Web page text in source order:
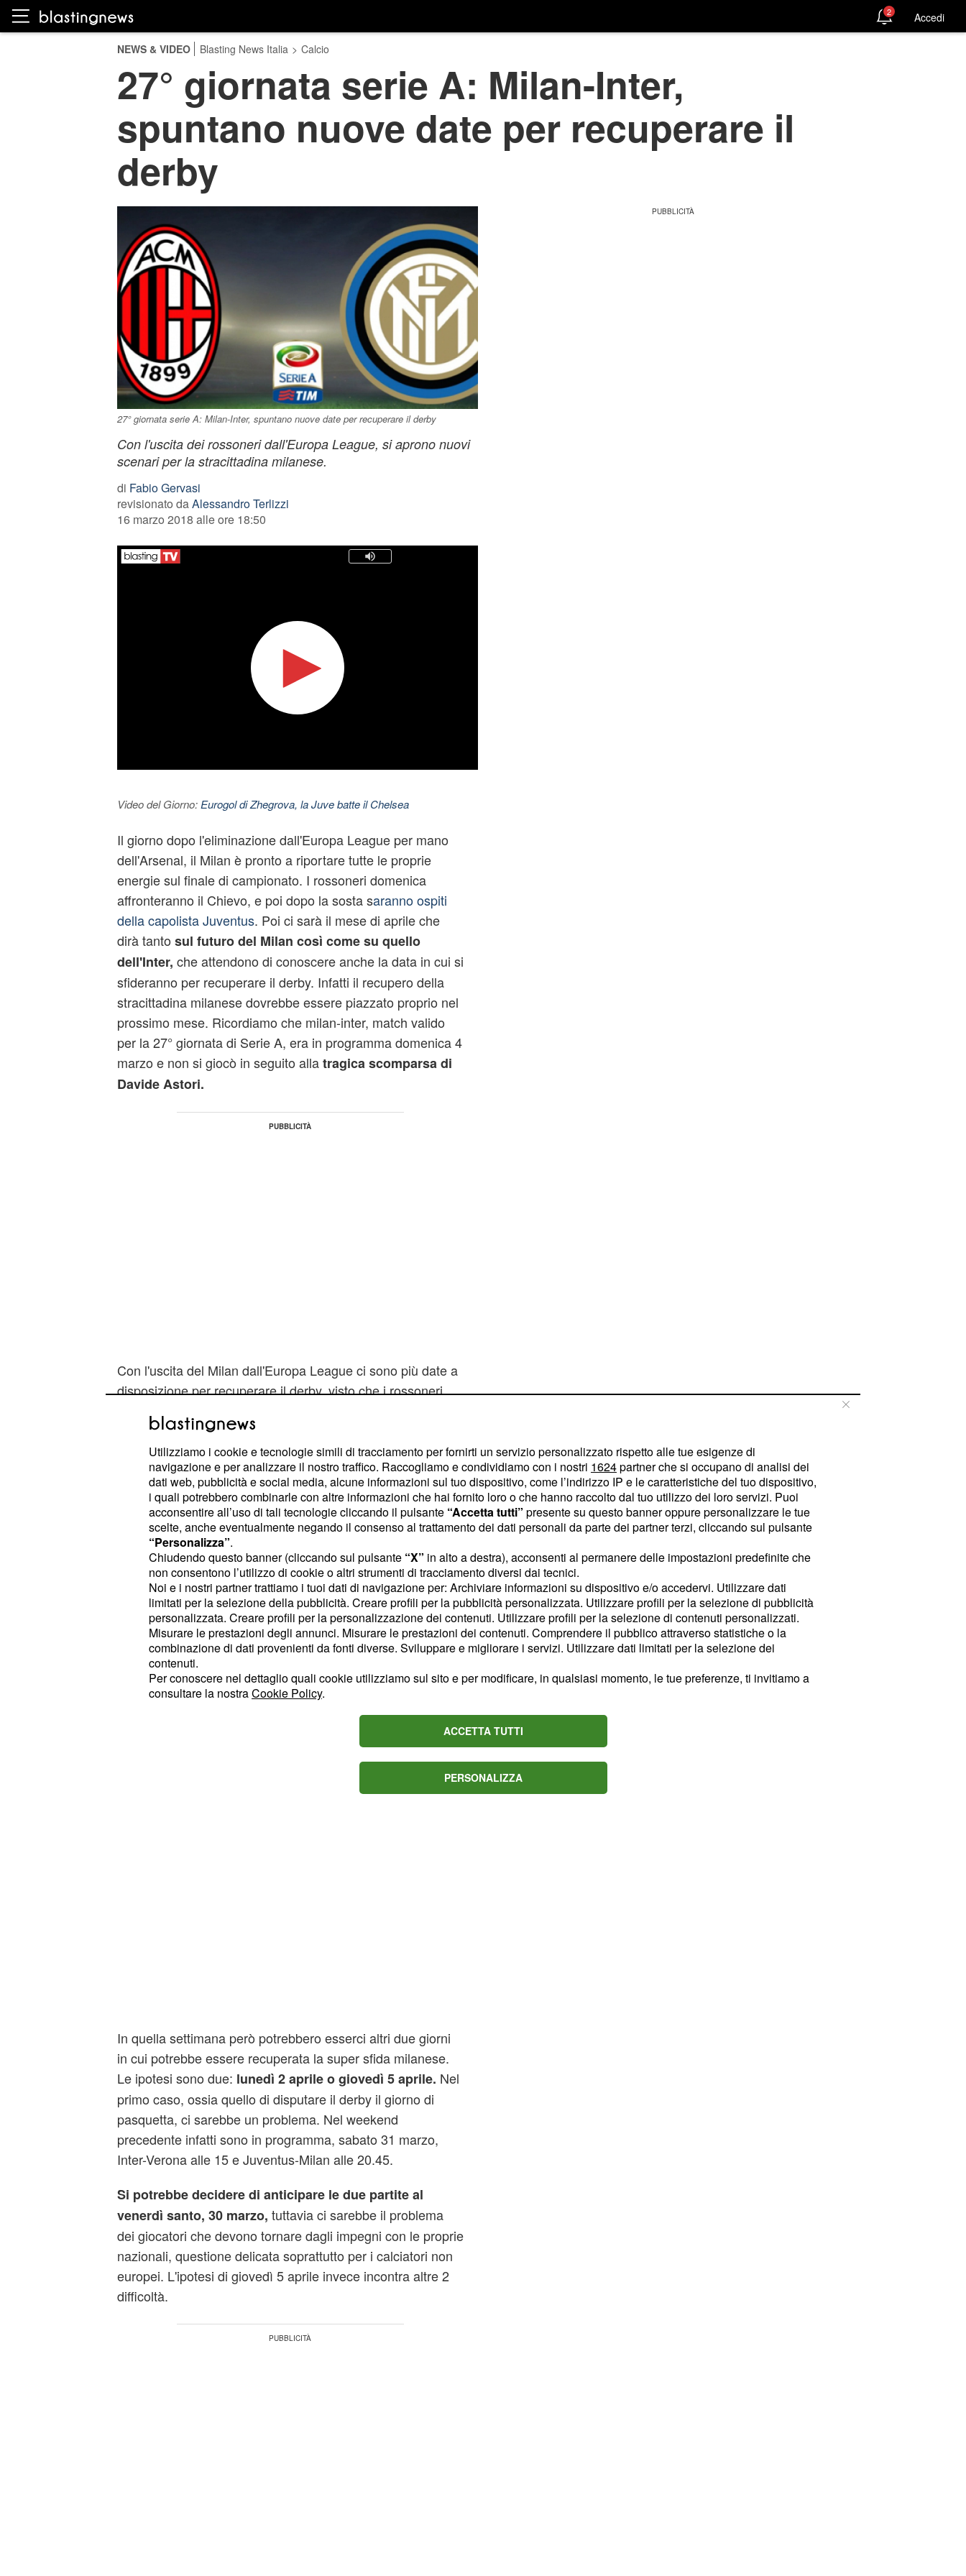
2 Accedi
NEWS & VIDEO Blasting News Italia > Calcio
27° giornata serie A: Milan-Inter,
spuntano nuove date per recuperare il
derby
27° giornata serie A: Milan-Inter, spuntano nuove date per recuperare il derby
Con l'uscita dei rossoneri dall'Europa League, si aprono nuovi
scenari per la stracittadina milanese.
di Fabio Gervasi
revisionato daAlessandro Terlizzi
16 marzo 2018 alle ore 18:50
Video del Giorno: Eurogol di Zhegrova, la Juve batte il Chelsea
Il giorno dopo l'eliminazione dall'Europa League per mano
dell'Arsenal, il Milan è pronto a riportare tutte le proprie
energie sul finale di campionato. I rossoneri domenica
affronteranno il Chievo, e poi dopo la sosta saranno ospiti
della capolista Juventus. Poi ci sarà il mese di aprile che
dirà tanto sul futuro del Milan così come su quello
dell'Inter, che attendono di conoscere anche la data in cui si
sfideranno per recuperare il derby. Infatti il recupero della
stracittadina milanese dovrebbe essere piazzato proprio nel
prossimo mese. Ricordiamo che milan-inter, match valido
per la 27° giornata di Serie A, era in programma domenica 4
marzo e non si giocò in seguito allatragica scomparsa di
Davide Astori.
Con l'uscita del Milan dall'Europa League ci sono più date a
disposizione per recuperare il derby, visto che i rossoneri
ufficiale verrà presa lunedì 19 marzo
presidente del CONI Giovanni Malagò.
Le possibili date per recuperare
Milan-Inter
Tutte le altre partite della 27° giornata, che erano state
rinviate, verranno giocate tra martedì 3 e mercoledì 4 aprile
in orari pomeridiani.Infatti in quei due giorni sono previsti
anche i quarti di finale di Champions League, ela UEFA
pretende che non si giochi nessuna partita di
campionato allo stesso orario in cui viene disputata la
massima competizione europea per club.L'ipotesi quindi
di far giocare il derby o il 3 o il 4 aprile in orario pomeridiano,
e per di più in concomitanza di altre partite di Serie A, non
società tuttavia non è del tutto da scartare.
In quella settimana però potrebbero esserci altri due giorni
in cui potrebbe essere recuperata la super sfida milanese.
Le ipotesi sono due: lunedì 2 aprile o giovedì 5 aprile. Nel
primo caso, ossia quello di disputare il derby il giorno di
pasquetta, ci sarebbe un problema. Nel weekend
precedente infatti sono in programma, sabato 31 marzo,
Inter-Verona alle 15 e Juventus-Milan alle 20.45.
Si potrebbe decidere di anticipare le due partite al
venerdì santo, 30 marzo, tuttavia ci sarebbe il problema
dei giocatori che devono tornare dagli impegni con le proprie
nazionali, questione delicata soprattutto per i calciatori non
europei. L'ipotesi di giovedì 5 aprile invece incontra altre 2
difficoltà.
Utilizziamo i cookie e tecnologie simili di tracciamento per fornirti un servizio personalizzato rispetto alle tue esigenze di
navigazione e per analizzare il nostro traffico. Raccogliamo e condividiamo con i nostri 1624partner che si occupano di analisi dei
dati web, pubblicità e social media, alcune informazioni sul tuo dispositivo, come l’indirizzo IP e le caratteristiche del tuo dispositivo,
i quali potrebbero combinarle con altre informazioni che hai fornito loro o che hanno raccolto dal tuo utilizzo dei loro servizi. Puoi
acconsentire all’uso di tali tecnologie cliccando il pulsante “Accetta tutti” presente su questo banner oppure personalizzare le tue
scelte, anche eventualmente negando il consenso al trattamento dei dati personali da parte dei partner terzi, cliccando sul pulsante
“Personalizza”.
Chiudendo questo banner (cliccando sul pulsante “X” in alto a destra), acconsenti al permanere delle impostazioni predefinite che
non consentono l’utilizzo di cookie o altri strumenti di tracciamento diversi dai tecnici.
Noi e i nostri partner trattiamo i tuoi dati di navigazione per: Archiviare informazioni su dispositivo e/o accedervi. Utilizzare dati
limitati per la selezione della pubblicità. Creare profili per la pubblicità personalizzata. Utilizzare profili per la selezione di pubblicità
personalizzata. Creare profili per la personalizzazione dei contenuti. Utilizzare profili per la selezione di contenuti personalizzati.
Misurare le prestazioni degli annunci. Misurare le prestazioni dei contenuti. Comprendere il pubblico attraverso statistiche o la
combinazione di dati provenienti da fonti diverse. Sviluppare e migliorare i servizi. Utilizzare dati limitati per la selezione dei
contenuti.
Per conoscere nel dettaglio quali cookie utilizziamo sul sito e per modificare, in qualsiasi momento, le tue preferenze, ti invitiamo a
consultare la nostraCookie Policy.
ACCETTA TUTTI
PERSONALIZZA